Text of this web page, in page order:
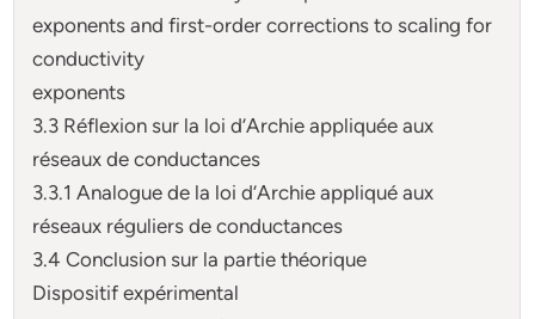
exponents and first-order corrections to scaling for
conductivity
exponents
3.3 Réflexion sur la loi d’Archie appliquée aux
réseaux de conductances
3.3.1 Analogue de la loi d’Archie appliqué aux
réseaux réguliers de conductances
3.4 Conclusion sur la partie théorique
Dispositif expérimental